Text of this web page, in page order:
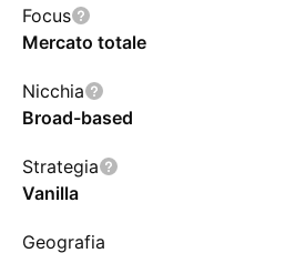
Focus
Mercato totale
Nicchia
Broad-based
Strategia
Vanilla
Geografia